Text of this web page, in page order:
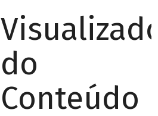
Visualizador
do
Conteúdo